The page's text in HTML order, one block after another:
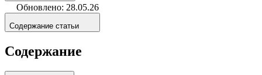
Обновлено: 28.05.26
Содержание статьи
Содержание